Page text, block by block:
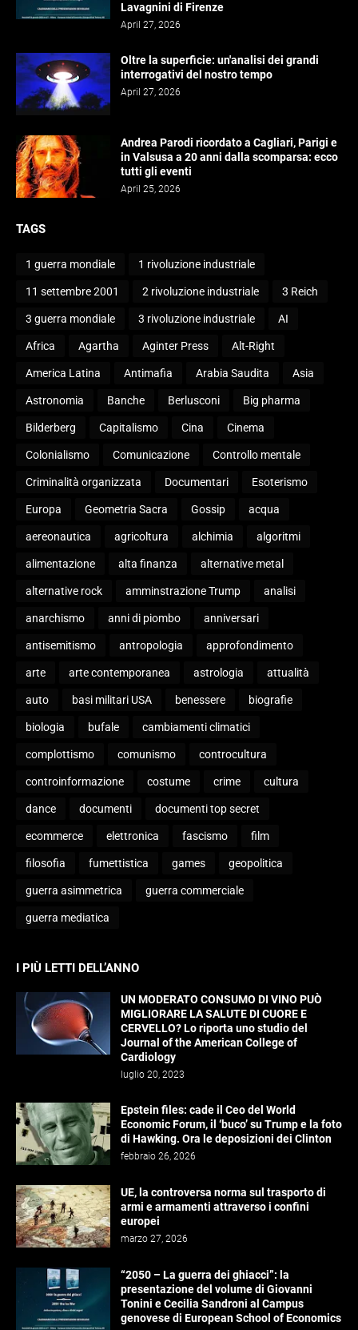
Lavagnini di Firenze
April 27, 2026
Oltre la superficie: un'analisi dei grandi
interrogativi del nostro tempo
April 27, 2026
Andrea Parodi ricordato a Cagliari, Parigi e
in Valsusa a 20 anni dalla scomparsa: ecco
tutti gli eventi
April 25, 2026
TAGS
1 guerra mondiale 1 rivoluzione industriale
11 settembre 2001 2 rivoluzione industriale 3 Reich
3 guerra mondiale 3 rivoluzione industriale AI
Africa Agartha Aginter Press Alt-Right
America Latina Antimafia Arabia Saudita Asia
Astronomia Banche Berlusconi Big pharma
Bilderberg Capitalismo Cina Cinema
Colonialismo Comunicazione Controllo mentale
Criminalità organizzata Documentari Esoterismo
Europa Geometria Sacra Gossip acqua
aereonautica agricoltura alchimia algoritmi
alimentazione alta finanza alternative metal
alternative rock amminstrazione Trump analisi
anarchismo anni di piombo anniversari
antisemitismo antropologia approfondimento
arte arte contemporanea astrologia attualità
auto basi militari USA benessere biografie
biologia bufale cambiamenti climatici
complottismo comunismo controcultura
controinformazione costume crime cultura
dance documenti documenti top secret
ecommerce elettronica fascismo film
filosofia fumettistica games geopolitica
guerra asimmetrica guerra commerciale
guerra mediatica
I PIÙ LETTI DELL’ANNO
UN MODERATO CONSUMO DI VINO PUÒ
MIGLIORARE LA SALUTE DI CUORE E
CERVELLO? Lo riporta uno studio del
Journal of the American College of
Cardiology
luglio 20, 2023
Epstein files: cade il Ceo del World
Economic Forum, il ‘buco’ su Trump e la foto
di Hawking. Ora le deposizioni dei Clinton
febbraio 26, 2026
UE, la controversa norma sul trasporto di
armi e armamenti attraverso i confini
europei
marzo 27, 2026
“2050 – La guerra dei ghiacci”: la
presentazione del volume di Giovanni
Tonini e Cecilia Sandroni al Campus
genovese di European School of Economics